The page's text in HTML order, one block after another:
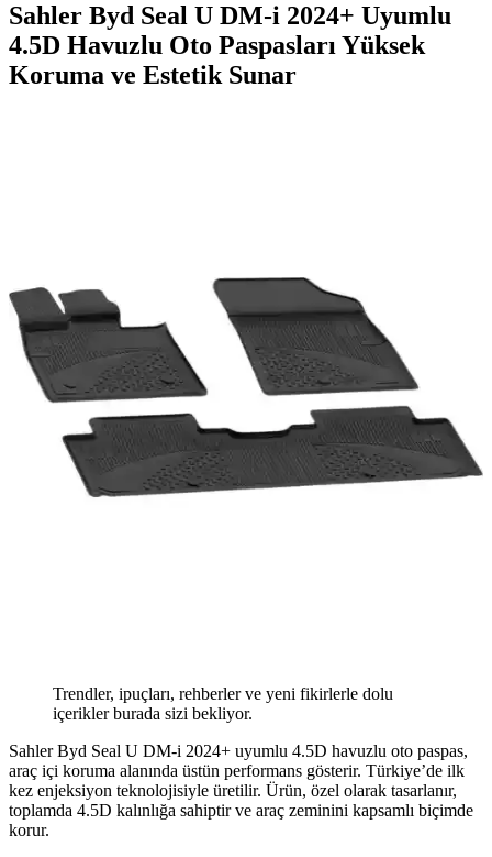
Sahler Byd Seal U DM-i 2024+ Uyumlu
4.5D Havuzlu Oto Paspasları Yüksek
Koruma ve Estetik Sunar
Trendler, ipuçları, rehberler ve yeni fikirlerle dolu
içerikler burada sizi bekliyor.
Sahler Byd Seal U DM-i 2024+ uyumlu 4.5D havuzlu oto paspas,
araç içi koruma alanında üstün performans gösterir. Türkiye’de ilk
kez enjeksiyon teknolojisiyle üretilir. Ürün, özel olarak tasarlanır,
toplamda 4.5D kalınlığa sahiptir ve araç zeminini kapsamlı biçimde
korur.